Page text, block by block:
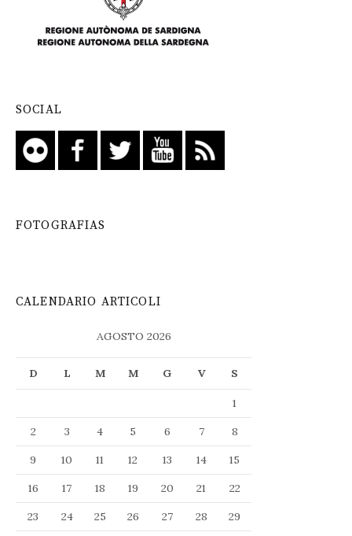
SOCIAL
FOTOGRAFIAS
CALENDARIO ARTICOLI
AGOSTO 2026
D L M M G V S
1
2
3 4 5 6 7
8
9
10 11 12 13 14
15
16
17 18 19 20 21
22
23
24 25 26 27 28
29